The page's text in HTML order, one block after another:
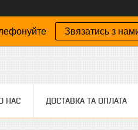
Звязатись з
НАС ДОСТАВКА ТА ОПЛАТА